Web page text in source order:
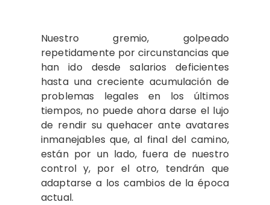
Nuestro gremio, golpeado
repetidamente por circunstancias que
han ido desde salarios deficientes
hasta una creciente acumulación de
problemas legales en los últimos
tiempos, no puede ahora darse el lujo
de rendir su quehacer ante avatares
inmanejables que, al final del camino,
están por un lado, fuera de nuestro
control y, por el otro, tendrán que
adaptarse a los cambios de la época
actual.